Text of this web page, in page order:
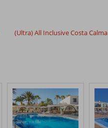
(Ultra) All Inclusive Costa Calma